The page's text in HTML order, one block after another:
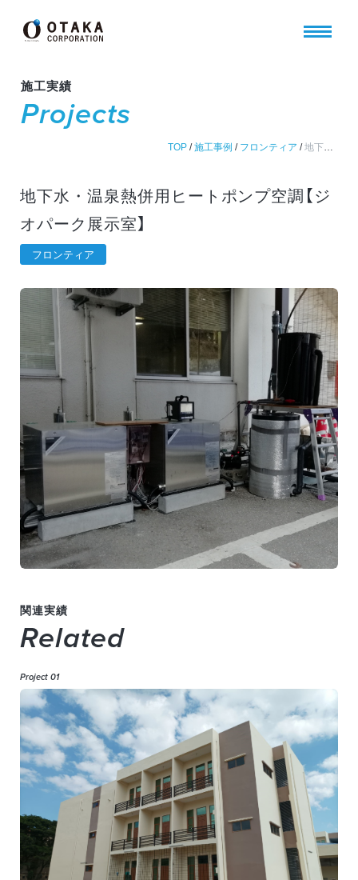
施工実績
Projects
TOP /施工事例 / フロンティア /地下水・温泉熱併用ヒートポンプ空調【ジオパーク展示室】
地下水・温泉熱併用ヒートポンプ空調【ジ
オパーク展示室】
フロンティア
関連実績
Related
Project 01